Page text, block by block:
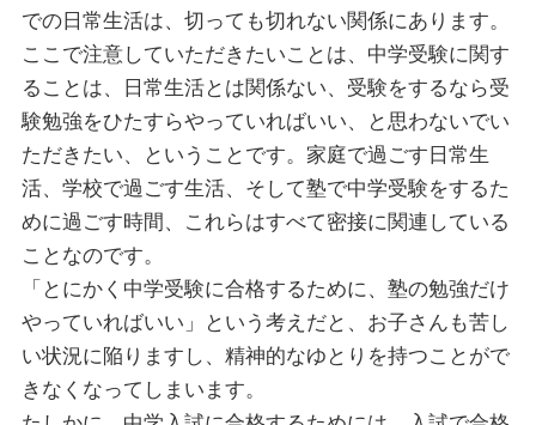
での日常生活は、切っても切れない関係にあります。
ここで注意していただきたいことは、中学受験に関す
ることは、日常生活とは関係ない、受験をするなら受
験勉強をひたすらやっていればいい、と思わないでい
ただきたい、ということです。家庭で過ごす日常生
活、学校で過ごす生活、そして塾で中学受験をするた
めに過ごす時間、これらはすべて密接に関連している
ことなのです。
「とにかく中学受験に合格するために、塾の勉強だけ
やっていればいい」という考えだと、お子さんも苦し
い状況に陥りますし、精神的なゆとりを持つことがで
きなくなってしまいます。